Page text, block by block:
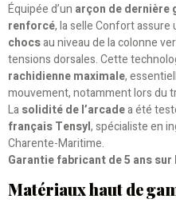
Équipée d’un arçon de dernière
renforcé, la selle Confort assure
chocsau niveau de la colonne
tensions dorsales. Cette
rachidienne maximale,
mouvement, notamment lors du
Lasolidité de l’arcadea été
français Tensyl, spécialiste en
Charente-Maritime.
Garantie fabricant de 5 ans sur
Matériaux haut de